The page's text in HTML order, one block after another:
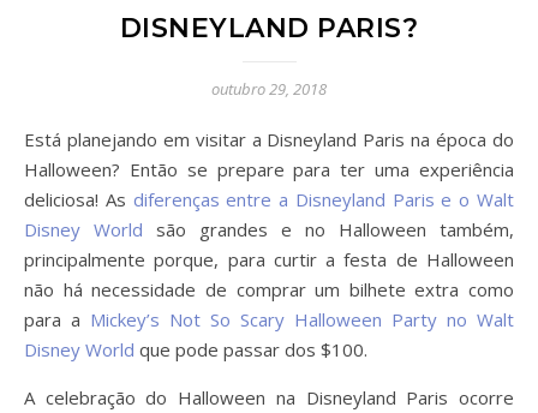
DISNEYLAND PARIS?
outubro 29, 2018
Está planejando em visitar a Disneyland Paris na época do
Halloween? Então se prepare para ter uma experiência
deliciosa! As diferenças entre a Disneyland Paris e o Walt
Disney World são grandes e no Halloween também,
principalmente porque, para curtir a festa de Halloween
não há necessidade de comprar um bilhete extra como
para a Mickey’s Not So Scary Halloween Party no Walt
Disney World que pode passar dos $100.
A celebração do Halloween na Disneyland Paris ocorre